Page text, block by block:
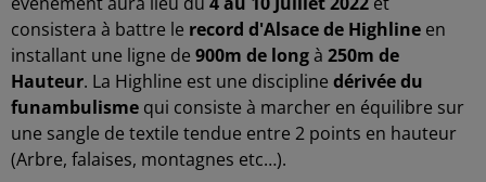
consistera à battre le record d'Alsace de Highline en
installant une ligne de 900m de longà 250m de
Hauteur. La Highline est une discipline dérivée du
funambulisme qui consiste à marcher en équilibre sur
une sangle de textile tendue entre 2 points en hauteur
(Arbre, falaises, montagnes etc…).